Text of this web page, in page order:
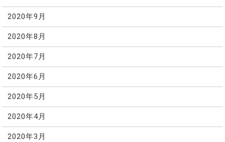
2020年9月
2020年8月
2020年7月
2020年6月
2020年5月
2020年4月
2020年3月